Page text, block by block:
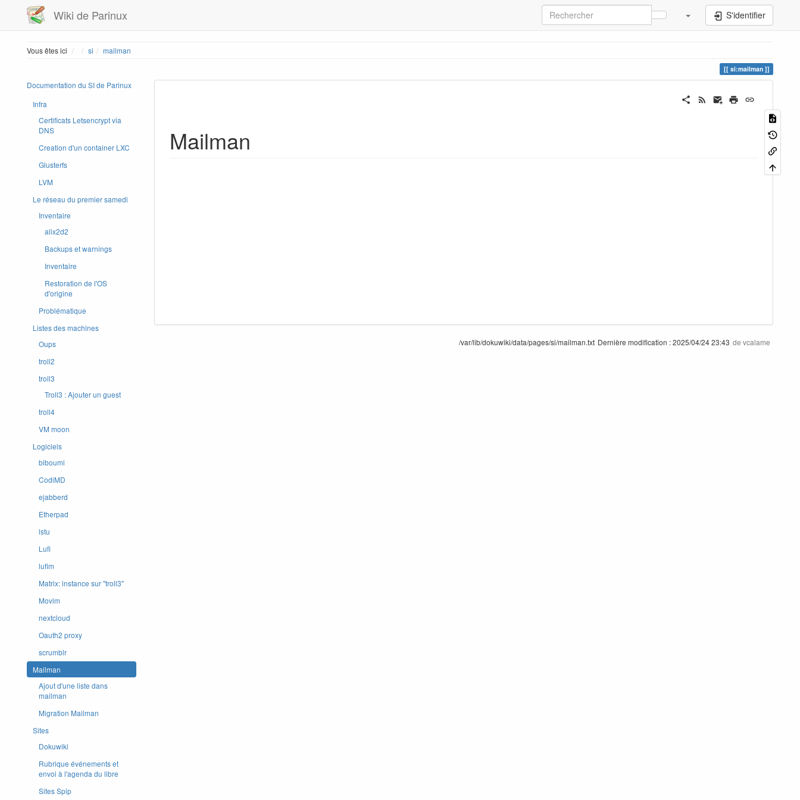
Wiki de Parinux S'identifier
Vous êtes ici Home
si mailman
si:mailman
Documentation du SI de Parinux
Infra
Certificats Letsencrypt via
DNS
Creation d'un container LXC
Glusterfs
LVM
Le réseau du premier samedi
Inventaire
alix2d2
Backups et warnings
Inventaire
Restoration de l'OS
d'origine
Problématique
Listes des machines
Oups
troll2
troll3
Troll3 : Ajouter un guest
troll4
VM moon
Logiciels
biboumi
CodiMD
ejabberd
Etherpad
lstu
Lufi
lufim
Matrix: instance sur ''troll3''
Movim
nextcloud
Oauth2 proxy
scrumblr
Mailman
Ajout d'une liste dans
mailman
Migration Mailman
Sites
Dokuwiki
Rubrique événements et
envoi à l'agenda du libre
Sites Spip
Mailman
/var/lib/dokuwiki/data/pages/si/mailman.txt Dernière modification :2025/04/24 23:43 de vcalame